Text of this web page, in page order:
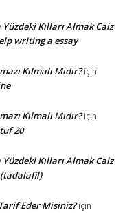
Kılları Almak Caiz
writing a essay
Kılmalı Mıdır?için
Kılmalı Mıdır?için
20
Kılları Almak Caiz
Eder Misiniz?için